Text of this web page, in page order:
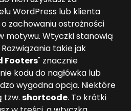
WordPress lub klienta
zachowaniu ostrożności
motywu. Wtyczki stanowią
takie jak
Footers" znacznie
kodu do nagłówka lub
wygodna opcja. Niektóre
tzw. shortcode. To krótki